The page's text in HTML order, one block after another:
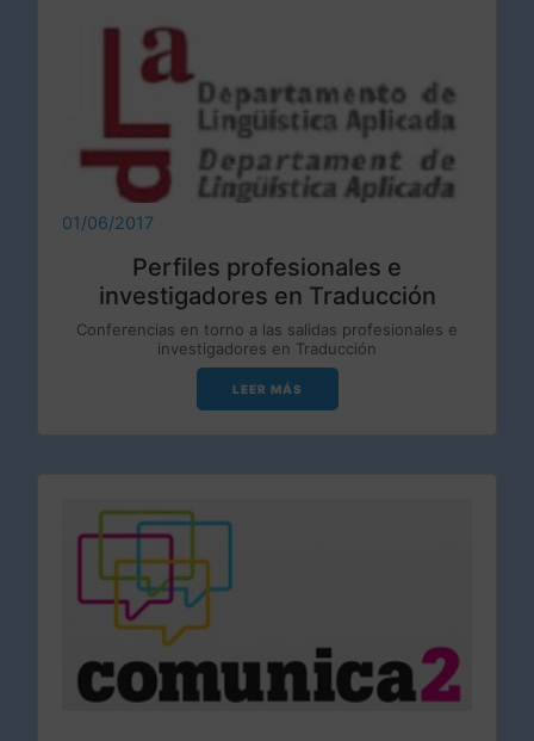
01/06/2017
Perfiles profesionales e
investigadores en Traducción
Conferencias en torno a las salidas profesionales e
investigadores en Traducción
LEER MÁS